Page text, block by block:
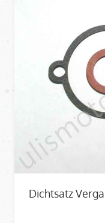
Dichtsatz